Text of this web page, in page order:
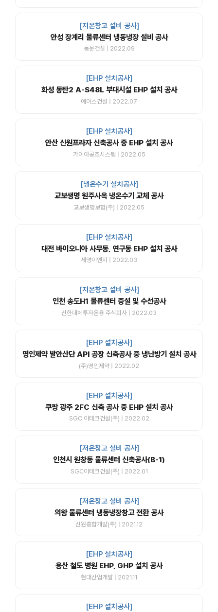
[저온창고 설비 공사]
안성 장계리 물류센터 냉동냉장 설비 공사
동문건설 | 2022.09
[EHP 설치공사]
화성 동탄2 A-S48L 부대시설 EHP 설치 공사
에이스건설 | 2022.07
[EHP 설치공사]
안산 신원프라자 신축공사 중 EHP 설치 공사
가이아공조시스템 | 2022.05
[냉온수기 설치공사]
교보생명 원주사옥 냉온수기 교체 공사
교보생명보험(주) | 2022.05
[EHP 설치공사]
대전 바이오니아 사무동, 연구동 EHP 설치 공사
세영이엔지 | 2022.03
[저온창고 설비 공사]
인천 송도H1 물류센터 증설 및 수선공사
신한대체투자운용 주식회사 | 2022.03
[EHP 설치공사]
명인제약 발안산단 API 공장 신축공사 중 냉난방기 설치 공사
(주)명인제약 | 2022.02
[EHP 설치공사]
쿠팡 광주 2FC 신축 공사 중 EHP 설치 공사
SGC 이테크건설(주) | 2022.02
[저온창고 설비 공사]
인천시 원창동 물류센터 신축공사(B-1)
SGC이테크건설(주) | 2022.01
[저온창고 설비 공사]
의왕 물류센터 냉동냉장창고 전환 공사
신원종합개발(주) | 2021.12
[EHP 설치공사]
용산 철도 병원 EHP, GHP 설치 공사
현대산업개발 | 2021.11
[EHP 설치공사]